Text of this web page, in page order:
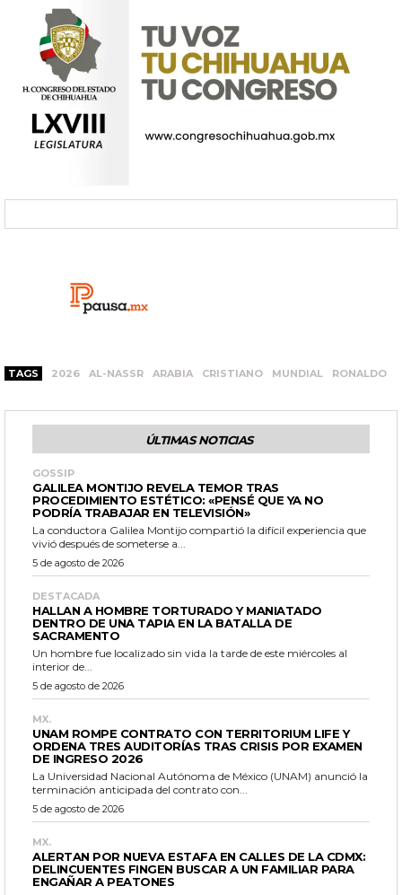
TAGS 2026 AL-NASSR ARABIA CRISTIANO MUNDIAL RONALDO
ÚLTIMAS NOTICIAS
GOSSIP
GALILEA MONTIJO REVELA TEMOR TRAS
PROCEDIMIENTO ESTÉTICO: «PENSÉ QUE YA NO
PODRÍA TRABAJAR EN TELEVISIÓN»
La conductora Galilea Montijo compartió la difícil experiencia que
vivió después de someterse a...
5 de agosto de 2026
DESTACADA
HALLAN A HOMBRE TORTURADO Y MANIATADO
DENTRO DE UNA TAPIA EN LA BATALLA DE
SACRAMENTO
Un hombre fue localizado sin vida la tarde de este miércoles al
interior de...
5 de agosto de 2026
MX.
UNAM ROMPE CONTRATO CON TERRITORIUM LIFE Y
ORDENA TRES AUDITORÍAS TRAS CRISIS POR EXAMEN
DE INGRESO 2026
La Universidad Nacional Autónoma de México (UNAM) anunció la
terminación anticipada del contrato con...
5 de agosto de 2026
MX.
ALERTAN POR NUEVA ESTAFA EN CALLES DE LA CDMX:
DELINCUENTES FINGEN BUSCAR A UN FAMILIAR PARA
ENGAÑAR A PEATONES